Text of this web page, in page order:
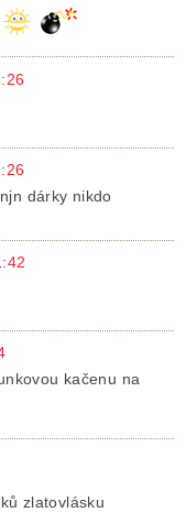
dárky nikdo
kačenu na
zlatovlásku